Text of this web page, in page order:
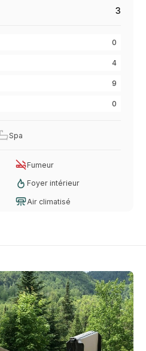
3
0
4
9
0
Spa
Fumeur
Foyer intérieur
Air climatisé